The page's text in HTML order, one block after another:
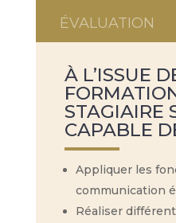
ÉVALUATION
À L’ISSUE
STAGIAIRE
CAPABLE
Appliquer les
communication
Réaliser